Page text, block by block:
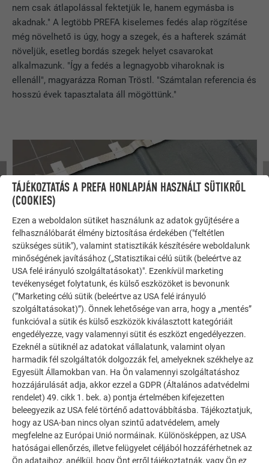
nem csak átlapolással fektetjük le, hanem egymásba is
akadnak." A legtöbb PREFA kiselemes fedés alap rögzítése
még növelhető is úgy, hogy a szegek, és a hafterek számát
növeljük, esetleg bordás szegek helyet csavarokat
alkalmazunk. "Így a fedés a legnagyobb viharoknak is
ellenáll", magyarázza Roman Tröstl. "Számtalan referencia és
hosszú évek tapasztalata áll mögöttünk."
PREFA CLASSIC ELEM RÖGZÍTÉSE MEGNÖVELT TERHELÉSRE
A PREFA MŰSZAKI OSZTÁLYA SZAKMAI
TÁMOGATÁST NYÚJT
Exponált helyeken történő alklamazás esetén a PREFA
műszaki osztálya örömmel nyújt segítséget a helyszín
értékelésében, a megfelelő termék kiválasztásában és a
TÁJÉKOZTATÁS A PREFA HONLAPJÁN HASZNÁLT SÜTIKRŐL
(COOKIES)
Ezen a weboldalon sütiket használunk az adatok gyűjtésére a
felhasználóbarát élmény biztosítása érdekében ("feltétlen
szükséges sütik"), valamint statisztikák készítésére weboldalunk
minőségének javításához („Statisztikai célú sütik (beleértve az
USA felé irányuló szolgáltatásokat)". Ezenkívül marketing
tevékenységet folytatunk, és külső eszközöket is bevonunk
(”Marketing célú sütik (beleértve az USA felé irányuló
szolgáltatásokat)”). Önnek lehetősége van arra, hogy a „mentés”
funkcióval a sütik és külső eszközök kiválasztott kategóriáit
engedélyezze, vagy valamennyi sütit és eszközt engedélyezzen.
Ezeknél a sütiknél az adatokat vállalatunk, valamint olyan
harmadik fél szolgáltatók dolgozzák fel, amelyeknek székhelye az
Egyesült Államokban van. Ha Ön valamennyi szolgáltatáshoz
hozzájárulását adja, akkor ezzel a GDPR (Általános adatvédelmi
rendelet) 49. cikk 1. bek. a) pontja értelmében kifejezetten
beleegyezik az USA felé történő adattovábbításba. Tájékoztatjuk,
hogy az USA-ban nincs olyan szintű adatvédelem, amely
megfelelne az Európai Unió normáinak. Különösképpen, az USA
hatóságai ellenőrzés, illetve felügyelet céljából hozzáférhetnek az
Ön adataihoz, anélkül, hogy Önt erről tájékoztatnák, vagy Ön ez